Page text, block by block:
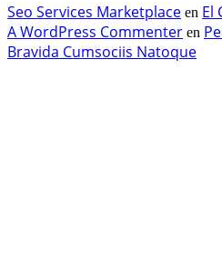
Seo Services Marketplace en El
A WordPress Commenter en
Bravida Cumsociis Natoque